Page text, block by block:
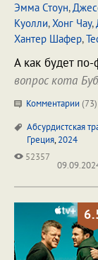
Эмма Стоун,
Куолли,Хонг Чау,
Хантер Шафер,
А как будет
вопрос кота
Комментарии (73)
Абсурдистская
Греция,2024
52357